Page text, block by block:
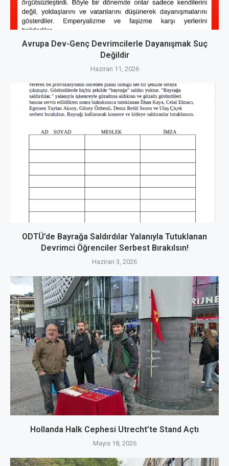
Avrupa Dev-Genç Devrimcilerle Dayanışmak Suç
Değildir
Haziran 11, 2026
ODTÜ’de Bayrağa Saldırdılar Yalanıyla Tutuklanan
Devrimci Öğrenciler Serbest Bırakılsın!
Haziran 3, 2026
Hollanda Halk Cephesi Utrecht’te Stand Açtı
Mayıs 18, 2026